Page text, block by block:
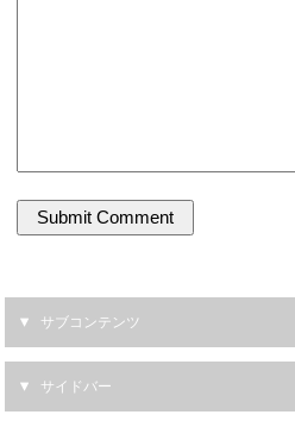
サブコンテンツ
サイドバー